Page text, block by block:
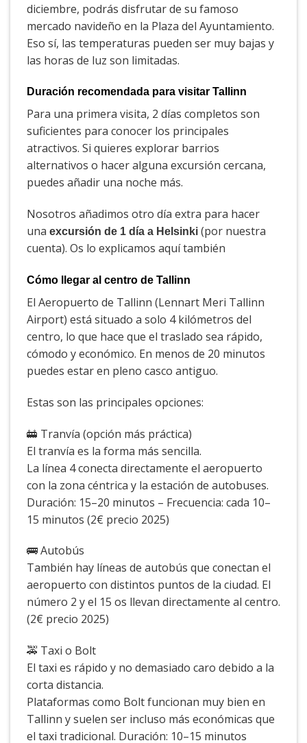
diciembre, podrás disfrutar de su famoso
mercado navideño en la Plaza del Ayuntamiento.
Eso sí, las temperaturas pueden ser muy bajas y
las horas de luz son limitadas.
Duración recomendada para visitar Tallinn
Para una primera visita, 2 días completos son
suficientes para conocer los principales
atractivos. Si quieres explorar barrios
alternativos o hacer alguna excursión cercana,
puedes añadir una noche más.
Nosotros añadimos otro día extra para hacer
una excursión de 1 día a Helsinki (por nuestra
cuenta). Os lo explicamos aquí también
Cómo llegar al centro de Tallinn
El Aeropuerto de Tallinn (Lennart Meri Tallinn
Airport) está situado a solo 4 kilómetros del
centro, lo que hace que el traslado sea rápido,
cómodo y económico. En menos de 20 minutos
puedes estar en pleno casco antiguo.
Estas son las principales opciones:
🚋 Tranvía (opción más práctica)
El tranvía es la forma más sencilla.
La línea 4 conecta directamente el aeropuerto
con la zona céntrica y la estación de autobuses.
Duración: 15–20 minutos – Frecuencia: cada 10–
15 minutos (2€ precio 2025)
🚌 Autobús
También hay líneas de autobús que conectan el
aeropuerto con distintos puntos de la ciudad. El
número 2 y el 15 os llevan directamente al centro.
(2€ precio 2025)
🚕 Taxi o Bolt
El taxi es rápido y no demasiado caro debido a la
corta distancia.
Plataformas como Bolt funcionan muy bien en
Tallinn y suelen ser incluso más económicas que
el taxi tradicional. Duración: 10–15 minutos